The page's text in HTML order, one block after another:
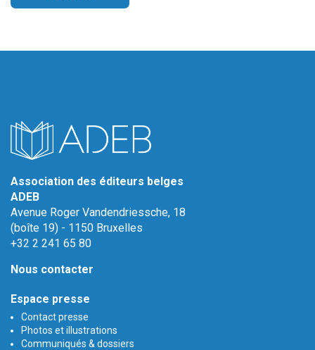
Association des éditeurs belges
ADEB
Avenue Roger Vandendriessche, 18
(boîte 19) - 1150 Bruxelles
+32 2 241 65 80
Nous contacter
Espace presse
Contact presse
Photos et illustrations
Communiqués & dossiers